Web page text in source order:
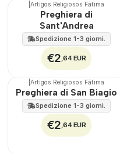
Artigos Religiosos Fátima
Preghiera di
Sant'Andrea
Spedizione 1-3 giorni.
€2,64 EUR
Artigos Religiosos Fátima
Preghiera di San Biagio
Spedizione 1-3 giorni.
€2,64 EUR